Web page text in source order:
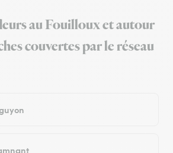
au Fouilloux et autour
couvertes par le réseau